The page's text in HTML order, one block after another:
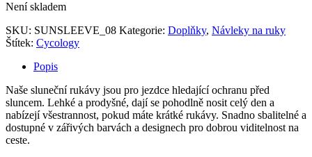
Není skladem
SKU: SUNSLEEVE_08 Kategorie: Doplňky, Návleky na ruky
Štítek: Cycology
Popis
Naše sluneční rukávy jsou pro jezdce hledající ochranu před
sluncem. Lehké a prodyšné, dají se pohodlně nosit celý den a
nabízejí všestrannost, pokud máte krátké rukávy. Snadno sbalitelné a
dostupné v zářivých barvách a designech pro dobrou viditelnost na
ceste.